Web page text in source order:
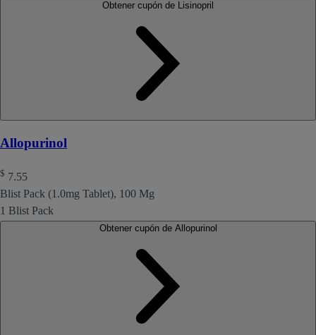
Allopurinol
$ 7.55
Blist Pack (1.0mg Tablet), 100 Mg
1 Blist Pack